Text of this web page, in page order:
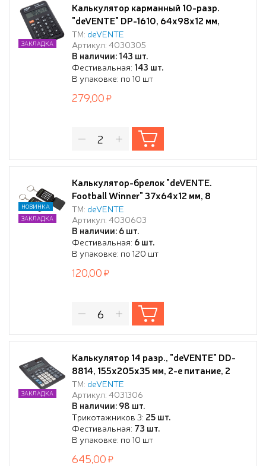
Калькулятор карманный 10-разр.
"deVENTE" DP-1610, 64x98x12 мм,
черный, автоматическое вычисление
квадратного корня, процентов, работа
с памятью, в картонной коробке
ТМ: deVENTE
Артикул: 4030305
В наличии: 143 шт.
Фестивальная: 143 шт.
В упаковке: по 10 шт
ЗАКЛАДКА
279,00
Калькулятор-брелок "deVENTE.
Football Winner" 37x64x12 мм, 8
разрядный, автоматическое
вычисление квадратного корня,
процентов, с рисунком, в блистере с
подвесом
ТМ: deVENTE
Артикул: 4030603
В наличии: 6 шт.
Фестивальная: 6 шт.
В упаковке: по 120 шт
НОВИНКА
ЗАКЛАДКА
120,00
Калькулятор 14 разр., "deVENTE" DD-
8814, 155x205x35 мм, 2-е питание, 2
память, черный, автоматическое
вычисление процентов, наценки,
клавиша "00" и "000" коррекция
последнего введенного значения,
функция смены знака, автоматическое
отключение, проре
ТМ: deVENTE
Артикул: 4031306
В наличии: 98 шт.
Трикотажников 3: 25 шт.
Фестивальная: 73 шт.
В упаковке: по 10 шт
ЗАКЛАДКА
645,00